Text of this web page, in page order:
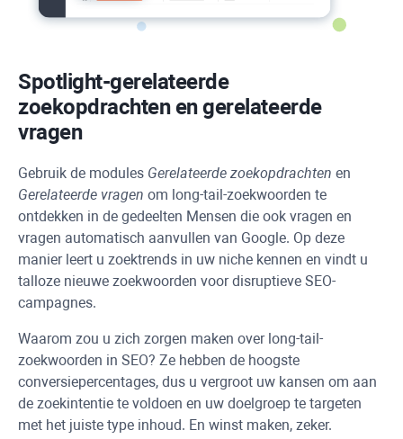
Spotlight-gerelateerde
zoekopdrachten en gerelateerde
vragen
Gebruik de modules Gerelateerde zoekopdrachten en
Gerelateerde vragen om long-tail-zoekwoorden te
ontdekken in de gedeelten Mensen die ook vragen en
vragen automatisch aanvullen van Google. Op deze
manier leert u zoektrends in uw niche kennen en vindt u
talloze nieuwe zoekwoorden voor disruptieve SEO-
campagnes.
Waarom zou u zich zorgen maken over long-tail-
zoekwoorden in SEO? Ze hebben de hoogste
conversiepercentages, dus u vergroot uw kansen om aan
de zoekintentie te voldoen en uw doelgroep te targeten
met het juiste type inhoud. En winst maken, zeker.